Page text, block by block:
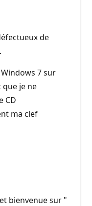
de
7 sur
que je ne
CD
ma clef
bienvenue sur "